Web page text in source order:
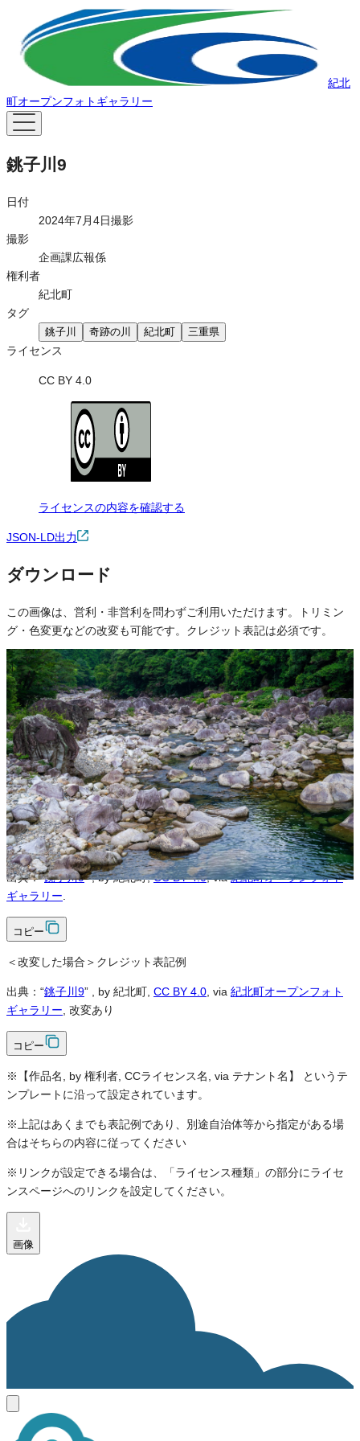
紀北
町オープンフォトギャラリー
銚子川9
日付
2024年7月4日撮影
撮影
企画課広報係
権利者
紀北町
タグ
銚子川 奇跡の川 紀北町 三重県
ライセンス
CC BY 4.0
ライセンスの内容を確認する
JSON-LD出力
ダウンロード
この画像は、営利・非営利を問わずご利用いただけます。トリミン
グ・色変更などの改変も可能です。クレジット表記は必須です。
※本サイトの利用規約 も適用されます。
営利利用
可
改変
可
クレジット表記
必須
クレジット表記例
出典：“銚子川9”, by 紀北町,CC BY 4.0, via紀北町オープンフォト
ギャラリー
コピー
＜改変した場合＞クレジット表記例
出典：“銚子川9” , by 紀北町, CC BY 4.0 , via 紀北町オープンフォト
ギャラリー , 改変あり
コピー
※【作品名, by 権利者, CCライセンス名, via テナント名】 というテ
ンプレートに沿って設定されています。
※上記はあくまでも表記例であり、別途自治体等から指定がある場
合はそちらの内容に従ってください
※リンクが設定できる場合は、「ライセンス種類」の部分にライセ
ンスページへのリンクを設定してください。
画像